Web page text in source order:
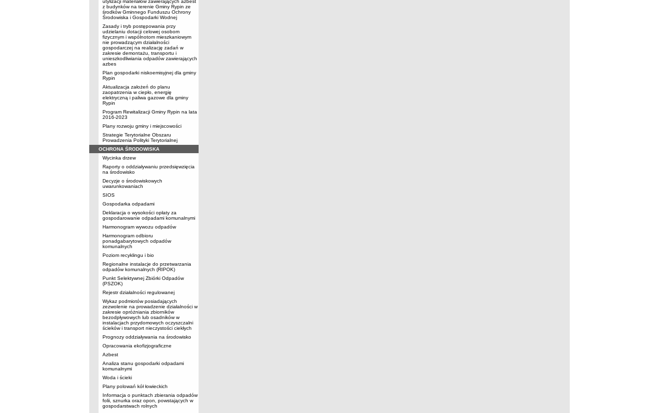
utylizacji materiałów zawierających azbest
z budynków na terenie Gminy Rypin ze
środków Gminnego Funduszu Ochrony
Środowiska i Gospodarki Wodnej
Zasady i tryb postępowania przy
udzielaniu dotacji celowej osobom
fizycznym i wspólnotom mieszkaniowym
nie prowadzącym działalności
gospodarczej na realizację zadań w
zakresie demontażu, transportu i
unieszkodliwiania odpadów zawierających
azbes
Plan gospodarki niskoemisyjnej dla gminy
Rypin
Aktualizacja założeń do planu
zaopatrzenia w ciepło, energię
elektryczną i paliwa gazowe dla gminy
Rypin
Program Rewitalizacji Gminy Rypin na lata
2016-2023
Plany rozwoju gminy i miejscowości
Strategie Terytorialne Obszaru
Prowadzenia Polityki Terytorialnej
OCHRONA ŚRODOWISKA
Wycinka drzew
Raporty o oddziaływaniu przedsięwzięcia
na środowisko
Decyzje o środowiskowych
uwarunkowaniach
SIOS
Gospodarka odpadami
Deklaracja o wysokości opłaty za
gospodarowanie odpadami komunalnymi
Harmonogram wywozu odpadów
Harmonogram odbioru
ponadgabarytowych odpadów
komunalnych
Poziom recyklingu i bio
Regionalne instalacje do przetwarzania
odpadów komunalnych (RIPOK)
Punkt Selektywnej Zbiórki Odpadów
(PSZOK)
Rejestr działalności regulowanej
Wykaz podmiotów posiadających
zezwolenie na prowadzenie działalności w
zakresie opróżniania zbiorników
bezodpływowych lub osadników w
instalacjach przydomowych oczyszczalni
ścieków i transport nieczystości ciekłych
Prognozy oddziaływania na środowisko
Opracowania ekofizjograficzne
Azbest
Analiza stanu gospodarki odpadami
komunalnymi
Woda i ścieki
Plany polowań kół łowieckich
Informacja o punktach zbierania odpadów
folii, sznurka oraz opon, powstających w
gospodarstwach rolnych